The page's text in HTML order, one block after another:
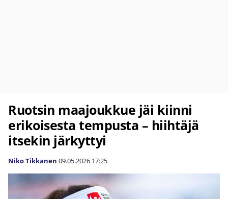
Ruotsin maajoukkue jäi kiinni
erikoisesta tempusta – hiihtäjä
itsekin järkyttyi
Niko Tikkanen 09.05.2026 17:25